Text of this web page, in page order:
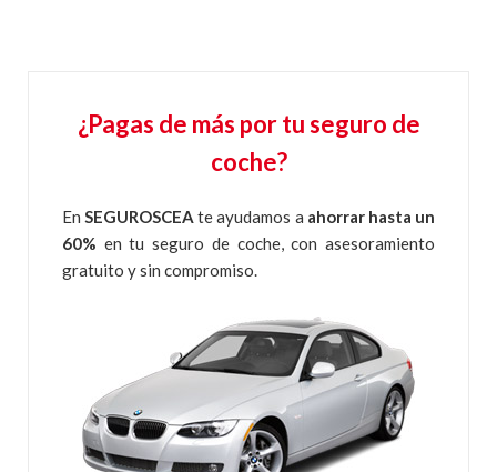
¿Pagas de más por tu seguro de
coche?
EnSEGUROSCEA te ayudamos a ahorrar hasta un
60% en tu seguro de coche, con asesoramiento
gratuito y sin compromiso.